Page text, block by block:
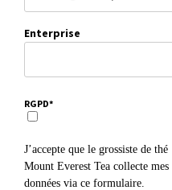
Enterprise
RGPD*
J’accepte que le grossiste de thé
Mount Everest Tea collecte mes
données via ce formulaire.